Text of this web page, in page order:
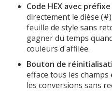
Code HEX avec
directement le dièse
feuille de style sans
gagner du temps
couleurs d'affilée.
Bouton de
efface tous les
les conversions sans